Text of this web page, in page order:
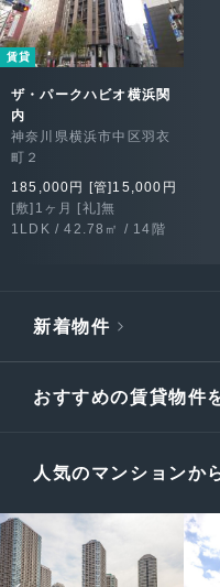
賃貸
ザ・パークハビオ横浜関
内
神奈川県横浜市中区羽衣
町２
185,000円 [管]15,000円
[敷]1ヶ月 [礼]無
1LDK / 42.78㎡ / 14階
新着物件
おすすめの賃貸物件
人気のマンションか